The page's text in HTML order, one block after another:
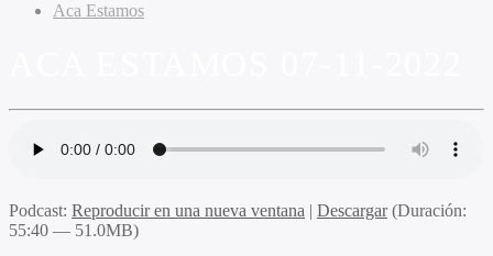
Aca Estamos
Podcast: Reproducir en una nueva ventana | Descargar(Duración:
55:40 — 51.0MB)